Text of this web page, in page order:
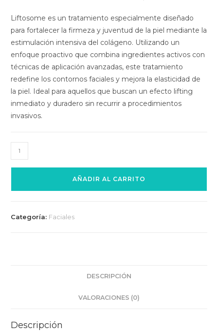
Liftosome es un tratamiento especialmente diseñado
para fortalecer la firmeza y juventud de la piel mediante la
estimulación intensiva del colágeno. Utilizando un
enfoque proactivo que combina ingredientes activos con
técnicas de aplicación avanzadas, este tratamiento
redefine los contornos faciales y mejora la elasticidad de
la piel. Ideal para aquellos que buscan un efecto lifting
inmediato y duradero sin recurrir a procedimientos
invasivos.
AÑADIR AL CARRITO
Categoría: Faciales
DESCRIPCIÓN
VALORACIONES (0)
Descripción